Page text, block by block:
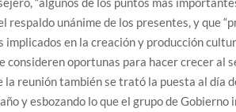
respaldo unánime de los presentes, y que
implicados en la creación y producción
consideren oportunas para hacer crecer al
la reunión también se trató la puesta al día
y esbozando lo que el grupo de